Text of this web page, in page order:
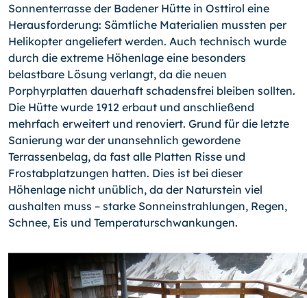
Sonnenterrasse der Badener Hütte in Osttirol eine
Herausforderung: Sämtliche Materialien mussten per
Helikopter angeliefert werden. Auch technisch wurde
durch die extreme Höhenlage eine besonders
belastbare Lösung verlangt, da die neuen
Porphyrplatten dauerhaft schadensfrei bleiben sollten.
Die Hütte wurde 1912 erbaut und anschließend
mehrfach erweitert und renoviert. Grund für die letzte
Sanierung war der unansehnlich gewordene
Terrassenbelag, da fast alle Platten Risse und
Frostabplatzungen hatten. Dies ist bei dieser
Höhenlage nicht unüblich, da der Naturstein viel
aushalten muss – starke Sonneinstrahlungen, Regen,
Schnee, Eis und Temperaturschwankungen.